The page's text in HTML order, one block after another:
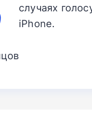
случаях
iPhone.